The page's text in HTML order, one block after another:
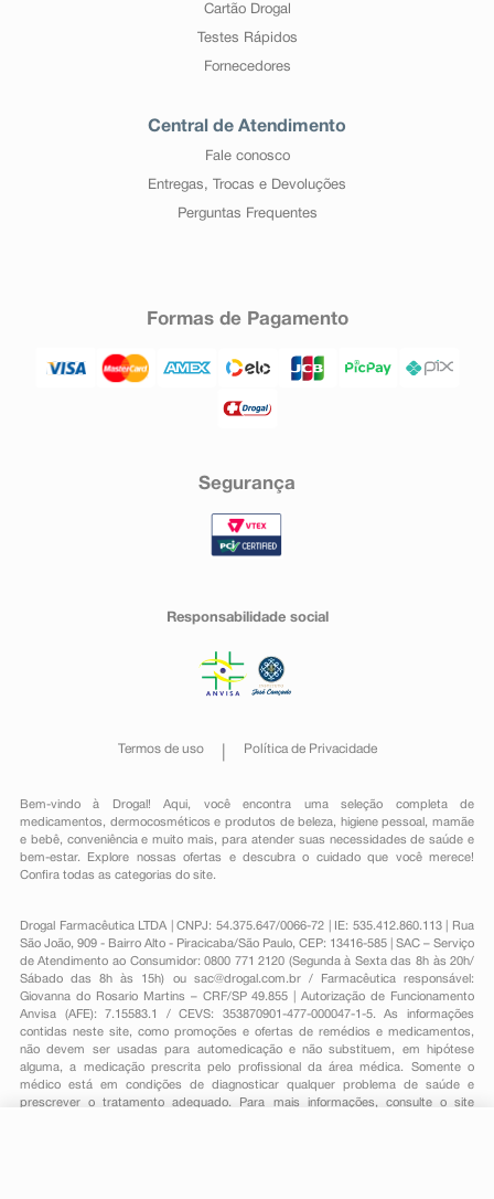
Cartão Drogal
Testes Rápidos
Fornecedores
Central de Atendimento
Fale conosco
Entregas, Trocas e Devoluções
Perguntas Frequentes
Formas de Pagamento
Segurança
Responsabilidade social
Termos de uso Política de Privacidade
Bem-vindo à Drogal! Aqui, você encontra uma seleção completa de
medicamentos , dermocosméticos e produtos de beleza, higiene pessoal ,mamãe
e bebê, conveniênciae muito mais, para atender suas necessidades de saúde e
bem-estar. Explore nossas ofertas e descubra o cuidado que você merece!
Confira todas as categorias do site.
Drogal Farmacêutica LTDA | CNPJ: 54.375.647/0066-72 | IE: 535.412.860.113 | Rua
São João, 909 - Bairro Alto - Piracicaba/São Paulo, CEP: 13416-585 | SAC – Serviço
de Atendimento ao Consumidor: 0800 771 2120 (Segunda à Sexta das 8h às 20h/
Sábado das 8h às 15h) ou sac@drogal.com.br/ Farmacêutica responsável:
Giovanna do Rosario Martins – CRF/SP 49.855 | Autorização de Funcionamento
Anvisa (AFE): 7.15583.1 / CEVS: 353870901-477-000047-1-5. As informações
contidas neste site, como promoções e ofertas de remédios e medicamentos,
não devem ser usadas para automedicação e não substituem, em hipótese
alguma, a medicação prescrita pelo profissional da área médica. Somente o
médico está em condições de diagnosticar qualquer problema de saúde e
prescrever o tratamento adequado. Para mais informações, consulte o site